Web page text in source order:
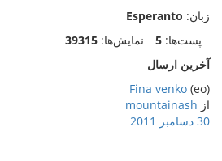
زبان: Esperanto
پست‌ها: 5 نمایش‌ها: 39315
آخرین ارسال
(eo)
Fina venko
از mountainash
30 دسامبر 2011